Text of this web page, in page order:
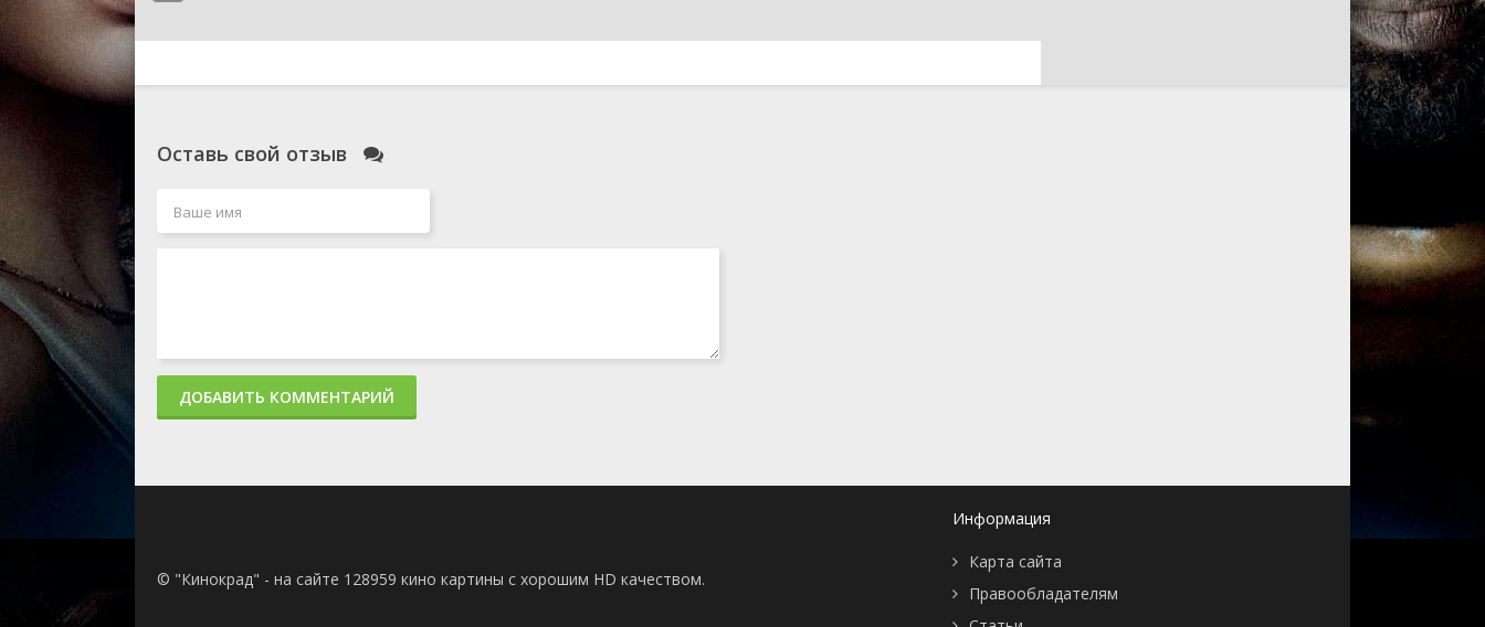
Оставь свой отзыв
ДОБАВИТЬ КОММЕНТАРИЙ
© "Кинокрад" - на сайте 128959 кино картины с хорошим HD качеством.
Информация
Карта сайта
Правообладателям